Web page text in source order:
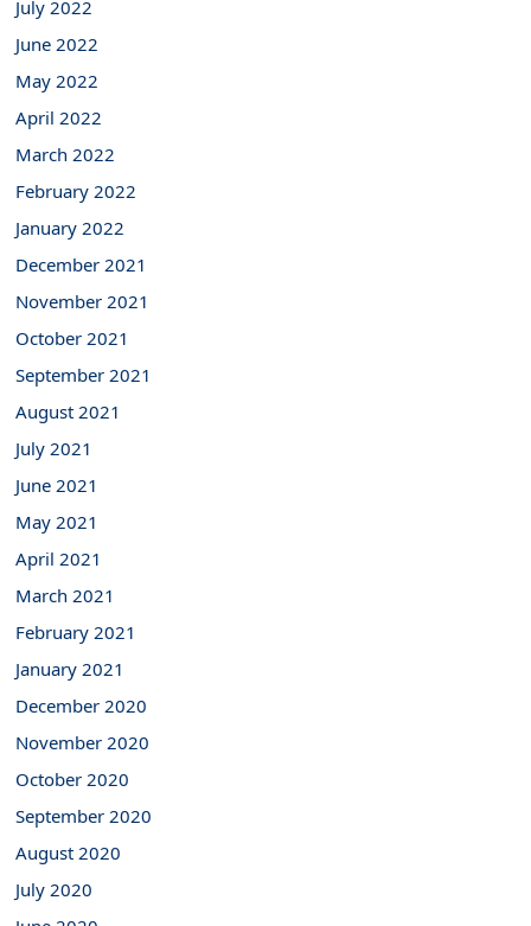
July 2022
June 2022
May 2022
April 2022
March 2022
February 2022
January 2022
December 2021
November 2021
October 2021
September 2021
August 2021
July 2021
June 2021
May 2021
April 2021
March 2021
February 2021
January 2021
December 2020
November 2020
October 2020
September 2020
August 2020
July 2020